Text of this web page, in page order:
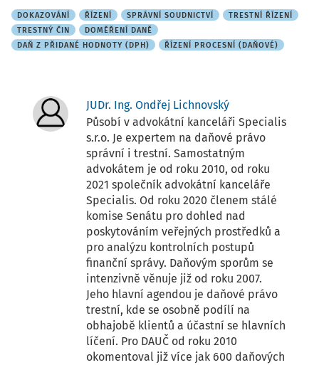
DOKAZOVÁNÍ ŘÍZENÍ SPRÁVNÍ SOUDNICTVÍ
TRESTNÍ ŘÍZENÍ
TRESTNÝ ČIN
DOMĚŘENÍ DANĚ
DAŇ Z PŘIDANÉ HODNOTY (DPH)
ŘÍZENÍ PROCESNÍ (DAŇOVÉ)
JUDr. Ing. Ondřej Lichnovský
Působí v advokátní kanceláři Specialis
s.r.o. Je expertem na daňové právo
správní i trestní. Samostatným
advokátem je od roku 2010, od roku
2021 společník advokátní kanceláře
Specialis. Od roku 2020 členem stálé
komise Senátu pro dohled nad
poskytováním veřejných prostředků a
pro analýzu kontrolních postupů
finanční správy. Daňovým sporům se
intenzivně věnuje již od roku 2007.
Jeho hlavní agendou je daňové právo
trestní, kde se osobně podílí na
obhajobě klientů a účastní se hlavních
líčení. Pro DAUČ od roku 2010
okomentoval již více jak 600 daňových